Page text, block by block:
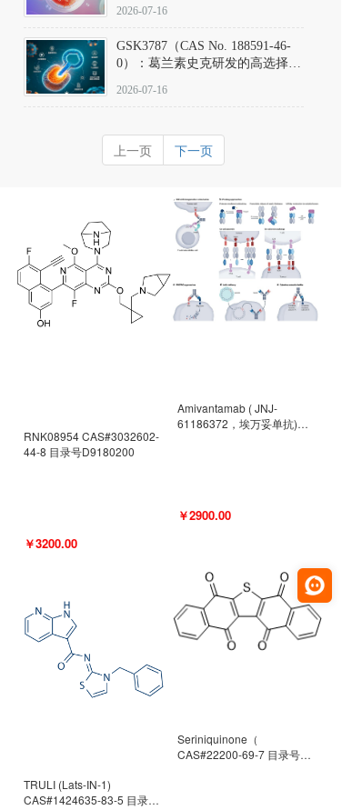
2026-07-16
GSK3787（CAS No. 188591-46-
0）：葛兰素史克研发的高选择
抗剂，被广泛视为研究PPARδ核
靶点药理机制的金标准化学探
针。
2026-07-16
上一页 下一页
RNK08954 CAS#3032602-
44-8 目录号D9180200
￥3200.00
TRULI (Lats-IN-1)
CAS#1424635-83-5 目录号
Amivantamab ( JNJ-
61186372，埃万妥单抗)
￥2900.00
Seriniquinone（
CAS#22200-69-7 目录号